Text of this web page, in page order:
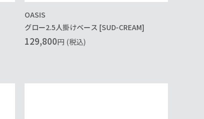
OASIS
グロー2.5人掛けベース [SUD-CREAM]
129,800円 (税込)